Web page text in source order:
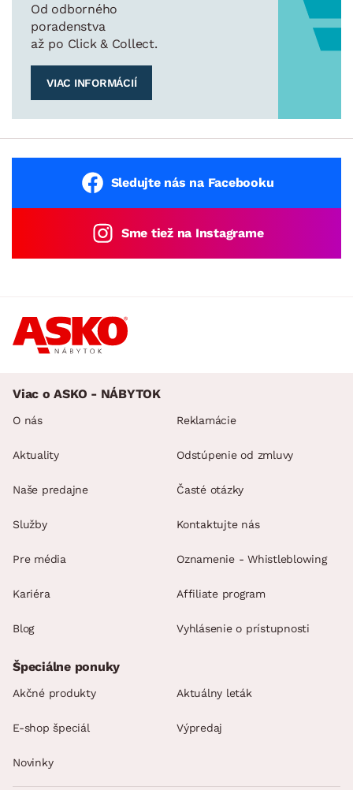
Od odborného
poradenstva
až po Click & Collect.
VIAC INFORMÁCIÍ
Sledujte nás na Facebooku
Sme tiež na Instagrame
Viac o ASKO - NÁBYTOK
O nás
Aktuality
Naše predajne
Služby
Pre média
Kariéra
Blog
Reklamácie
Odstúpenie od zmluvy
Časté otázky
Kontaktujte nás
Oznamenie - Whistleblowing
Affiliate program
Vyhlásenie o prístupnosti
Špeciálne ponuky
Akčné produkty Aktuálny leták
E-shop špeciál Výpredaj
Novinky